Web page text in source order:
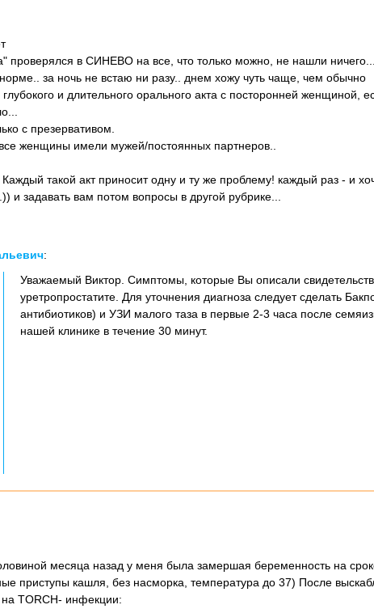
проверялся в СИНЕВО на все, что только можно, не нашли ничего...
за ночь не встаю ни разу.. днем хожу чуть чаще, чем обычно
и длительного орального акта с посторонней женщиной,
с презервативом.
женщины имели мужей/постоянных партнеров..
такой акт приносит одну и ту же проблему! каждый раз - и
задавать вам потом вопросы в другой рубрике...
:
Уважаемый Виктор. Симптомы, которые Вы описали
уретропростатите. Для уточнения диагноза следует сделать
антибиотиков) и УЗИ малого таза в первые 2-3 часа после
нашей клинике в течение 30 минут.
месяца назад у меня была замершая беременность на
приступы кашля, без насморка, температура до 37) После
TORCH- инфекции: